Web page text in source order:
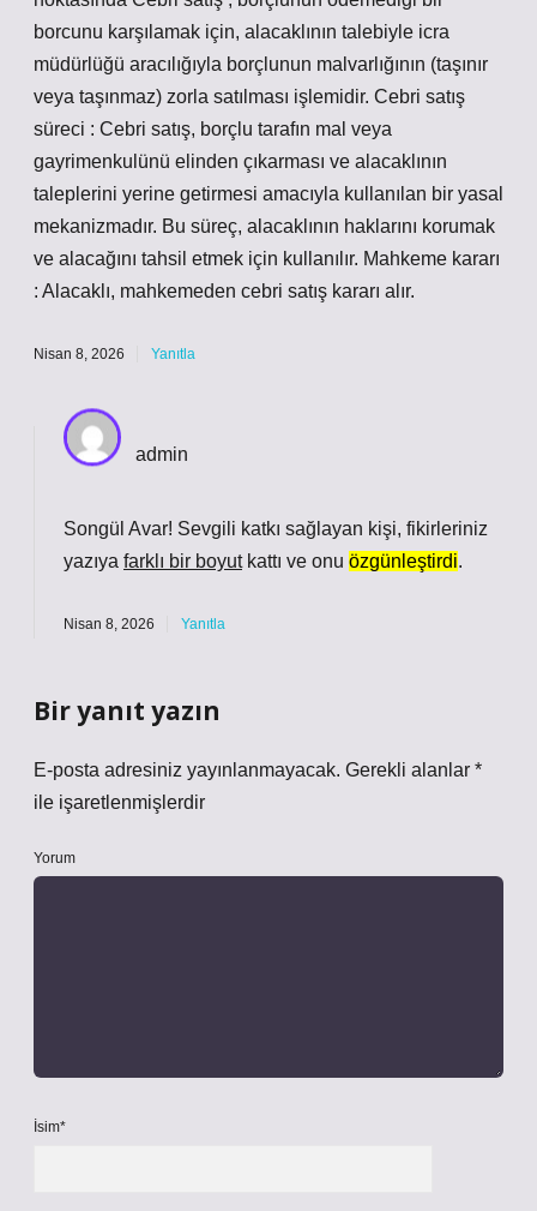
borcunu karşılamak için, alacaklının talebiyle icra
müdürlüğü aracılığıyla borçlunun malvarlığının (taşınır
veya taşınmaz) zorla satılması işlemidir. Cebri satış
süreci : Cebri satış, borçlu tarafın mal veya
gayrimenkulünü elinden çıkarması ve alacaklının
taleplerini yerine getirmesi amacıyla kullanılan bir yasal
mekanizmadır. Bu süreç, alacaklının haklarını korumak
ve alacağını tahsil etmek için kullanılır. Mahkeme kararı
: Alacaklı, mahkemeden cebri satış kararı alır.
Nisan 8, 2026 Yanıtla
admin
Songül Avar! Sevgili katkı sağlayan kişi, fikirleriniz
yazıya farklı bir boyutkattı ve onu özgünleştirdi.
Nisan 8, 2026 Yanıtla
Bir yanıt yazın
E-posta adresiniz yayınlanmayacak. Gerekli alanlar *
ile işaretlenmişlerdir
Yorum
İsim*